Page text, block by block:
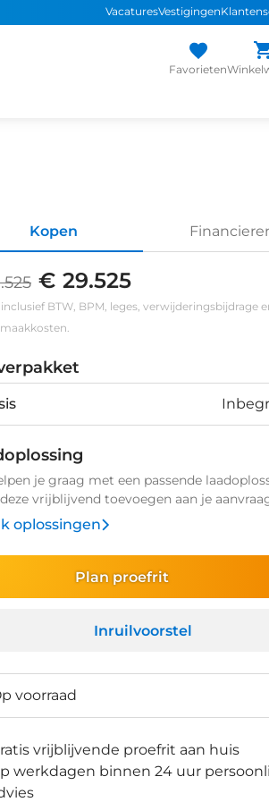
VacaturesVestigingen
Favorieten
Kopen
€ 29.525
inclusief BTW, BPM, leges, verwijderingsbijdrage
je graag met een passende
vrijblijvend toevoegen aan je
oplossingen
Plan proefrit
Inruilvoorstel
voorraad
vrijblijvende proefrit aan huis
werkdagen binnen 24 uur